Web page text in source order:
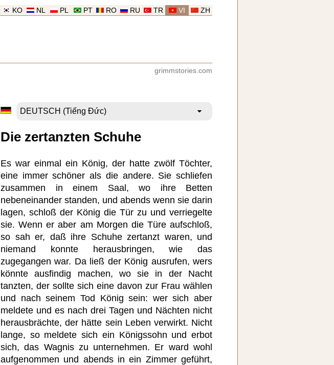
ZH
VI
TR
RU
RO
PT
PL
NL
KO
grimmstories.com
Die zertanzten Schuhe
Es war einmal ein König, der hatte zwölf Töchter,
eine immer schöner als die andere. Sie schliefen
zusammen in einem Saal, wo ihre Betten
nebeneinander standen, und abends wenn sie darin
lagen, schloß der König die Tür zu und verriegelte
sie. Wenn er aber am Morgen die Türe aufschloß,
so sah er, daß ihre Schuhe zertanzt waren, und
niemand konnte herausbringen, wie das
zugegangen war. Da ließ der König ausrufen, wers
könnte ausfindig machen, wo sie in der Nacht
tanzten, der sollte sich eine davon zur Frau wählen
und nach seinem Tod König sein: wer sich aber
meldete und es nach drei Tagen und Nächten nicht
herausbrächte, der hätte sein Leben verwirkt. Nicht
lange, so meldete sich ein Königssohn und erbot
sich, das Wagnis zu unternehmen. Er ward wohl
aufgenommen und abends in ein Zimmer geführt,